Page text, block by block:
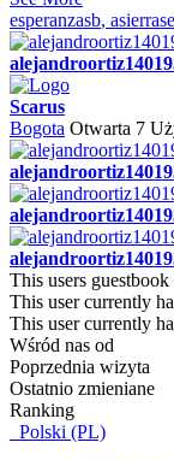
esperanzasb,
Scarus
Bogota Otwarta 7
This users
This user currently
This user currently
Wśród nas od
Poprzednia wizyta
Ostatnio zmieniane
Ranking
Polski (PL)